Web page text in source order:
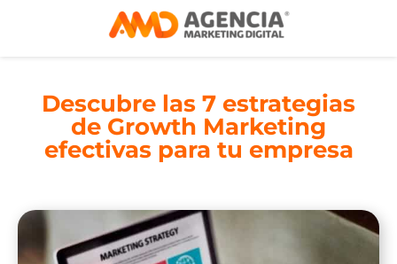
Descubre las 7 estrategias
de Growth Marketing
efectivas para tu empresa